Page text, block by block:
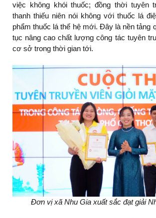
việc không khói thuốc; đồng thời tuyên
thanh thiếu niên nói không với thuốc lá
phẩm thuốc lá thế hệ mới. Đây là nền tảng
tục nâng cao chất lượng công tác tuyên
cơ sở trong thời gian tới.
Đơn vị xã Nhu Gia xuất sắc đạt giải